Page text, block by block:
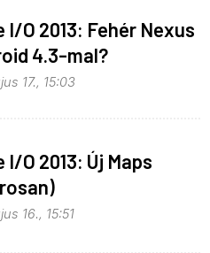
I/O 2013: Fehér Nexus
4.3-mal?
17., 15:03
I/O 2013: Új Maps
16., 15:51